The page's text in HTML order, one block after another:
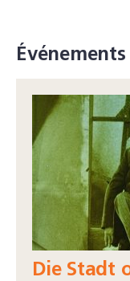
Événements
Die Stadt